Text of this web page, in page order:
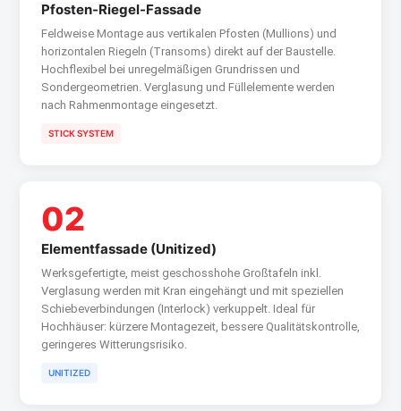
Pfosten-Riegel-Fassade
Feldweise Montage aus vertikalen Pfosten (Mullions) und
horizontalen Riegeln (Transoms) direkt auf der Baustelle.
Hochflexibel bei unregelmäßigen Grundrissen und
Sondergeometrien. Verglasung und Füllelemente werden
nach Rahmenmontage eingesetzt.
STICK SYSTEM
02
Elementfassade (Unitized)
Werksgefertigte, meist geschosshohe Großtafeln inkl.
Verglasung werden mit Kran eingehängt und mit speziellen
Schiebeverbindungen (Interlock) verkuppelt. Ideal für
Hochhäuser: kürzere Montagezeit, bessere Qualitätskontrolle,
geringeres Witterungsrisiko.
UNITIZED